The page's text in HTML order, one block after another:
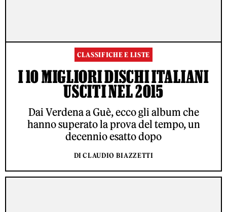
CLASSIFICHE E LISTE
I 10 MIGLIORI DISCHI ITALIANI
USCITI NEL 2015
Dai Verdena a Guè, ecco gli album che
hanno superato la prova del tempo, un
decennio esatto dopo
DI CLAUDIO BIAZZETTI